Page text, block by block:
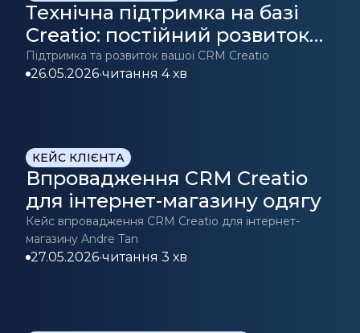
Технічна підтримка на базі
Creatio: постійний розвиток
CRM
Підтримка та розвиток вашої CRM Creatio
26.05.2026•читання 4 хв
КЕЙС КЛІЄНТА
Впровадження CRM Creatio
для інтернет-магазину одягу
Кейс впровадження CRM Creatio для інтернет-
магазину Andre Tan
27.05.2026•читання 3 хв